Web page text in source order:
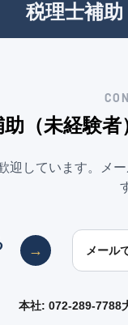
税理士補助
（未経験者
迎しています。メ
→ メール
本社: 072-289-7788